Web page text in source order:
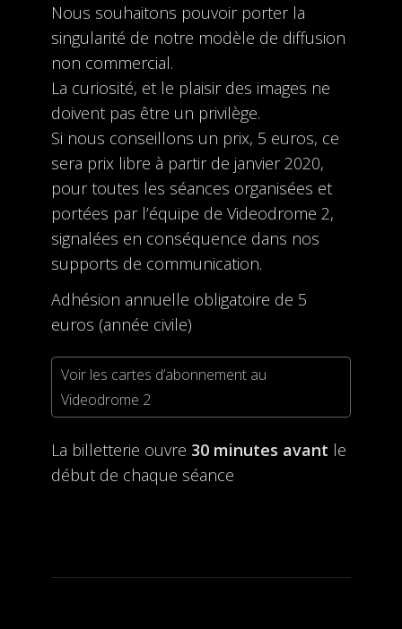
Nous souhaitons pouvoir porter la
singularité de notre modèle de diffusion
non commercial.
La curiosité, et le plaisir des images ne
doivent pas être un privilège.
Si nous conseillons un prix, 5 euros, ce
sera prix libre à partir de janvier 2020,
pour toutes les séances organisées et
portées par l’équipe de Videodrome 2,
signalées en conséquence dans nos
supports de communication.
Adhésion annuelle obligatoire de 5
euros (année civile)
Voir les cartes d’abonnement au
Videodrome 2
La billetterie ouvre 30 minutes avant le
début de chaque séance